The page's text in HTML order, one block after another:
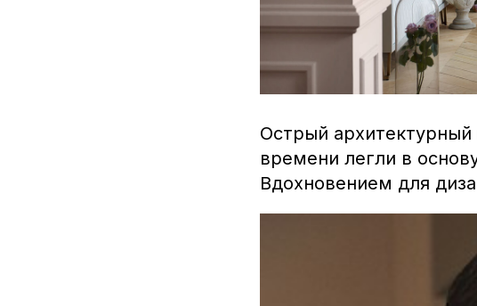
Острый
времени легли в
Вдохновением для